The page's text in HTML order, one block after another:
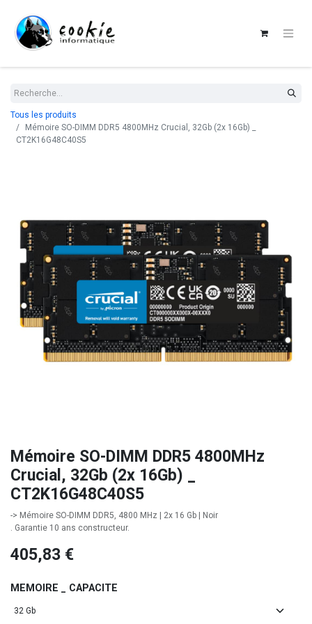
Tous les produits
Mémoire SO-DIMM DDR5 4800MHz Crucial, 32Gb (2x 16Gb) _
CT2K16G48C40S5
Mémoire SO-DIMM DDR5 4800MHz
Crucial, 32Gb (2x 16Gb) _
CT2K16G48C40S5
-> Mémoire SO-DIMM DDR5, 4800 MHz | 2x 16 Gb | Noir
. Garantie 10 ans constructeur.
405,83 €
MEMOIRE _ CAPACITE